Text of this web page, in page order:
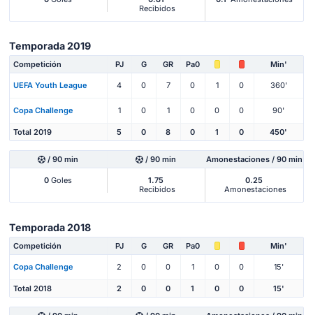
Recibidos
Temporada 2019
Competición PJ G GR Pa0 Min'
UEFA Youth League 4 0 7 0 1 0 360'
Copa Challenge 1 0 1 0 0 0 90'
Total 2019 5 0 8 0 1 0 450'
/ 90 min / 90 min Amonestaciones / 90 min
0 Goles
1.75
Recibidos
0.25
Amonestaciones
Temporada 2018
Competición PJ G GR Pa0 Min'
Copa Challenge 2 0 0 1 0 0 15'
Total 2018 2 0 0 1 0 0 15'